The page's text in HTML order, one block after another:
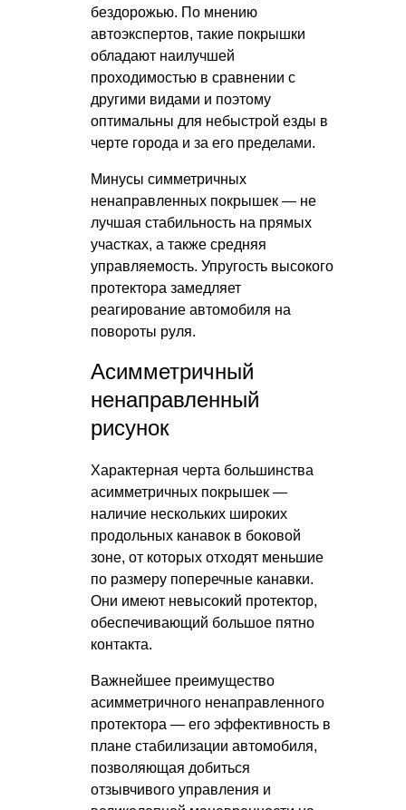
бездорожью. По мнению
автоэкспертов, такие покрышки
обладают наилучшей
проходимостью в сравнении с
другими видами и поэтому
оптимальны для небыстрой езды в
черте города и за его пределами.
Минусы симметричных
ненаправленных покрышек — не
лучшая стабильность на прямых
участках, а также средняя
управляемость. Упругость высокого
протектора замедляет
реагирование автомобиля на
повороты руля.
Асимметричный
ненаправленный
рисунок
Характерная черта большинства
асимметричных покрышек —
наличие нескольких широких
продольных канавок в боковой
зоне, от которых отходят меньшие
по размеру поперечные канавки.
Они имеют невысокий протектор,
обеспечивающий большое пятно
контакта.
Важнейшее преимущество
асимметричного ненаправленного
протектора — его эффективность в
плане стабилизации автомобиля,
позволяющая добиться
отзывчивого управления и